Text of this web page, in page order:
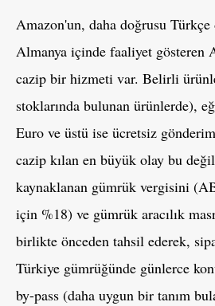
Amazon'un, daha doğrusu Türkçe
Almanya içinde faaliyet gösteren
cazip bir hizmeti var. Belirli
stoklarında bulunan ürünlerde),
Euro ve üstü ise ücretsiz
cazip kılan en büyük olay bu
kaynaklanan gümrük vergisini
için %18) ve gümrük aracılık
birlikte önceden tahsil ederek,
Türkiye gümrüğünde günlerce
by-pass (daha uygun bir tanım